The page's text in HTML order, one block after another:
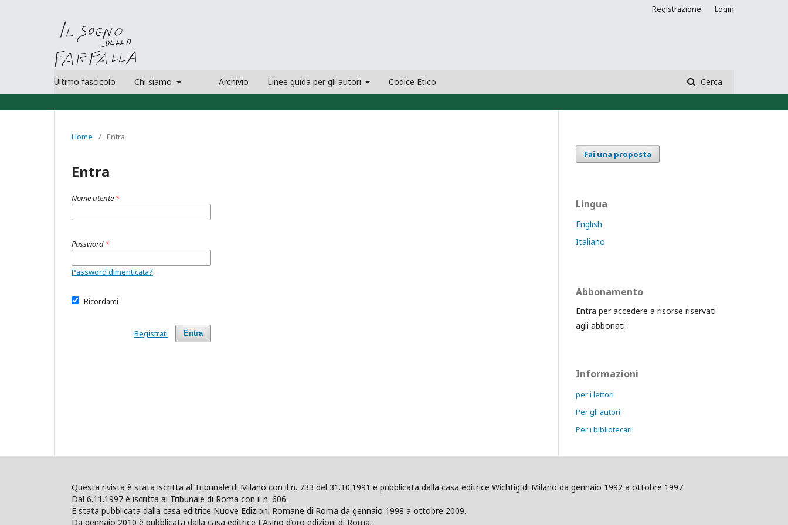
Ultimo fascicolo Chi siamo Archivio Linee guida per gli autori Codice Etico Cerca
Registrazione Login
Home / Entra
Entra
Nome utente *
Password *
Password dimenticata?
Ricordami
Entra
Registrati
Fai una proposta
Lingua
English
Italiano
Abbonamento
Entra per accedere a risorse riservati
agli abbonati.
Informazioni
per i lettori
Per gli autori
Per i bibliotecari
Questa rivista è stata iscritta al Tribunale di Milano con il n. 733 del 31.10.1991 e pubblicata dalla casa editrice Wichtig di Milano da gennaio 1992 a ottobre 1997.
Dal 6.11.1997 è iscritta al Tribunale di Roma con il n. 606.
È stata pubblicata dalla casa editrice Nuove Edizioni Romane di Roma da gennaio 1998 a ottobre 2009.
Da gennaio 2010 è pubblicata dalla casa editrice L’Asino d’oro edizioni di Roma.